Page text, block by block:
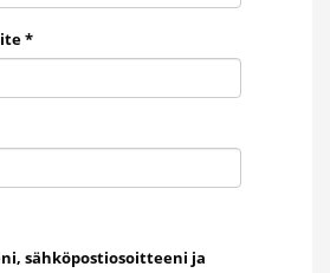
*
sähköpostiosoitteeni ja